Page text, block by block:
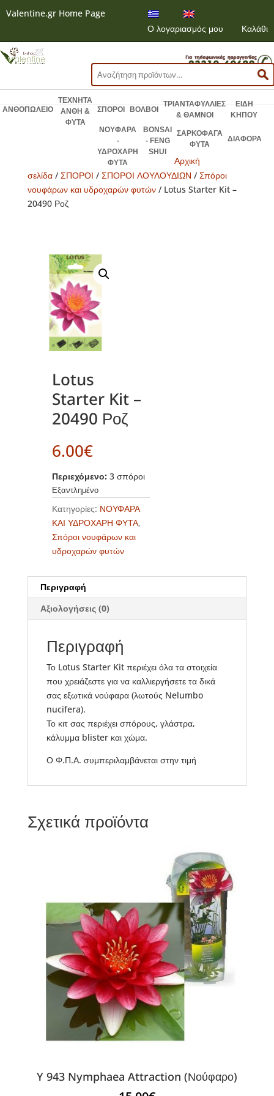
Valentine.gr Home Page
Ο λογαριασμός μου
Καλάθι
Αναζήτηση
για:
ΑΝΘΟΠΩΛΕΙΟ
ΤΕΧΝΗΤΑ
ΑΝΘΗ &
ΦΥΤΑ
ΣΠΟΡΟΙ ΒΟΛΒΟΙ
ΤΡΙΑΝΤΑΦΥΛΛΙΕΣ
& ΘΑΜΝΟΙ
ΕΙΔΗ
ΚΗΠΟΥ
ΝΟΥΦΑΡΑ
-
ΥΔΡΟΧΑΡΗ
ΦΥΤΑ
BONSAI
- FENG
SHUI
ΣΑΡΚΟΦΑΓΑ
ΦΥΤΑ
ΔΙΑΦΟΡΑ
Αρχική
σελίδα/ ΣΠΟΡΟΙ / ΣΠΟΡΟΙ ΛΟΥΛΟΥΔΙΩΝ / Σπόροι
νουφάρων και υδροχαρών φυτών/ Lotus Starter Kit –
20490 Ροζ
Lotus
Starter Kit –
20490 Ροζ
6.00€
Περιεχόμενο: 3 σπόροι
Εξαντλημένο
Κατηγορίες: ΝΟΥΦΑΡΑ
ΚΑΙ ΥΔΡΟΧΑΡΗ ΦΥΤΑ,
Σπόροι νουφάρων και
υδροχαρών φυτών
Περιγραφή
Αξιολογήσεις (0)
Περιγραφή
Το Lotus Starter Kit περιέχει όλα τα στοιχεία
που χρειάζεστε για να καλλιεργήσετε τα δικά
σας εξωτικά νούφαρα (λωτούς Nelumbo
nucifera).
Το κιτ σας περιέχει σπόρους, γλάστρα,
κάλυμμα blister και χώμα.
Ο Φ.Π.Α. συμπεριλαμβάνεται στην τιμή
Σχετικά προϊόντα
Y 943 Nymphaea Attraction (Νούφαρο)